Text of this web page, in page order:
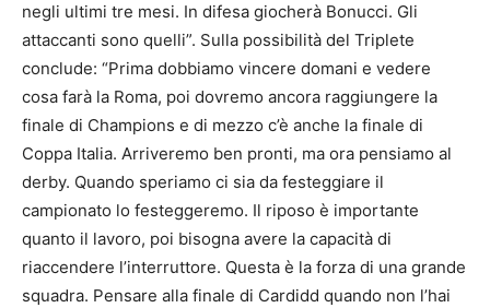
negli ultimi tre mesi. In difesa giocherà Bonucci. Gli
attaccanti sono quelli”. Sulla possibilità del Triplete
conclude: “Prima dobbiamo vincere domani e vedere
cosa farà la Roma, poi dovremo ancora raggiungere la
finale di Champions e di mezzo c’è anche la finale di
Coppa Italia. Arriveremo ben pronti, ma ora pensiamo al
derby. Quando speriamo ci sia da festeggiare il
campionato lo festeggeremo. Il riposo è importante
quanto il lavoro, poi bisogna avere la capacità di
riaccendere l’interruttore. Questa è la forza di una grande
squadra. Pensare alla finale di Cardidd quando non l’hai